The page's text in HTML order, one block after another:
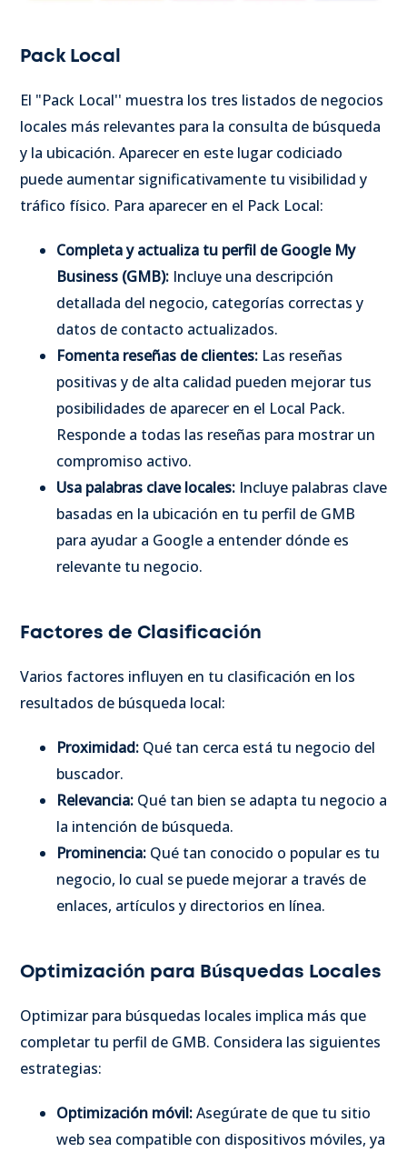
Pack Local
El "Pack Local'' muestra los tres listados de negocios
locales más relevantes para la consulta de búsqueda
y la ubicación. Aparecer en este lugar codiciado
puede aumentar significativamente tu visibilidad y
tráfico físico. Para aparecer en el Pack Local:
Completa y actualiza tu perfil de Google My
Business (GMB): Incluye una descripción
detallada del negocio, categorías correctas y
datos de contacto actualizados.
Fomenta reseñas de clientes: Las reseñas
positivas y de alta calidad pueden mejorar tus
posibilidades de aparecer en el Local Pack.
Responde a todas las reseñas para mostrar un
compromiso activo.
Usa palabras clave locales: Incluye palabras clave
basadas en la ubicación en tu perfil de GMB
para ayudar a Google a entender dónde es
relevante tu negocio.
Factores de Clasificación
Varios factores influyen en tu clasificación en los
resultados de búsqueda local:
Proximidad: Qué tan cerca está tu negocio del
buscador.
Relevancia: Qué tan bien se adapta tu negocio a
la intención de búsqueda.
Prominencia: Qué tan conocido o popular es tu
negocio, lo cual se puede mejorar a través de
enlaces, artículos y directorios en línea.
Optimización para Búsquedas Locales
Optimizar para búsquedas locales implica más que
completar tu perfil de GMB. Considera las siguientes
estrategias:
Optimización móvil:Asegúrate de que tu sitio
web sea compatible con dispositivos móviles, ya